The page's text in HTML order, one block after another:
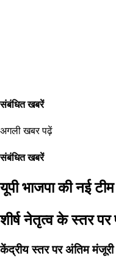
संबंधित खबरें
अगली खबर पढ़ें
संबंधित खबरें
यूपी भाजपा की नई
शीर्ष नेतृत्व के स्तर
केंद्रीय स्तर पर अंतिम मंजूरी